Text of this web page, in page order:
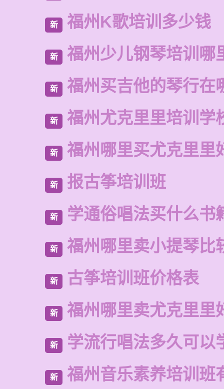
新 福州K歌培训多少钱
新 福州少儿钢琴培训哪
新 福州买吉他的琴行在
新 福州尤克里里培训学
新 福州哪里买尤克里里
新 报古筝培训班
新 学通俗唱法买什么书
新 福州哪里卖小提琴比
新 古筝培训班价格表
新 福州哪里卖尤克里里
新 学流行唱法多久可以
新 福州音乐素养培训班